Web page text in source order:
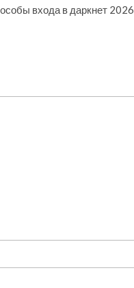
входа в даркнет 2026